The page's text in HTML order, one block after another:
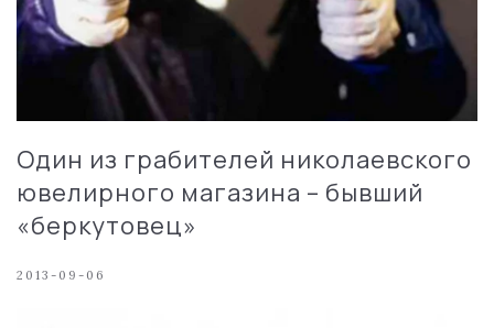
Один из грабителей николаевского
ювелирного магазина – бывший
«беркутовец»
2013-09-06